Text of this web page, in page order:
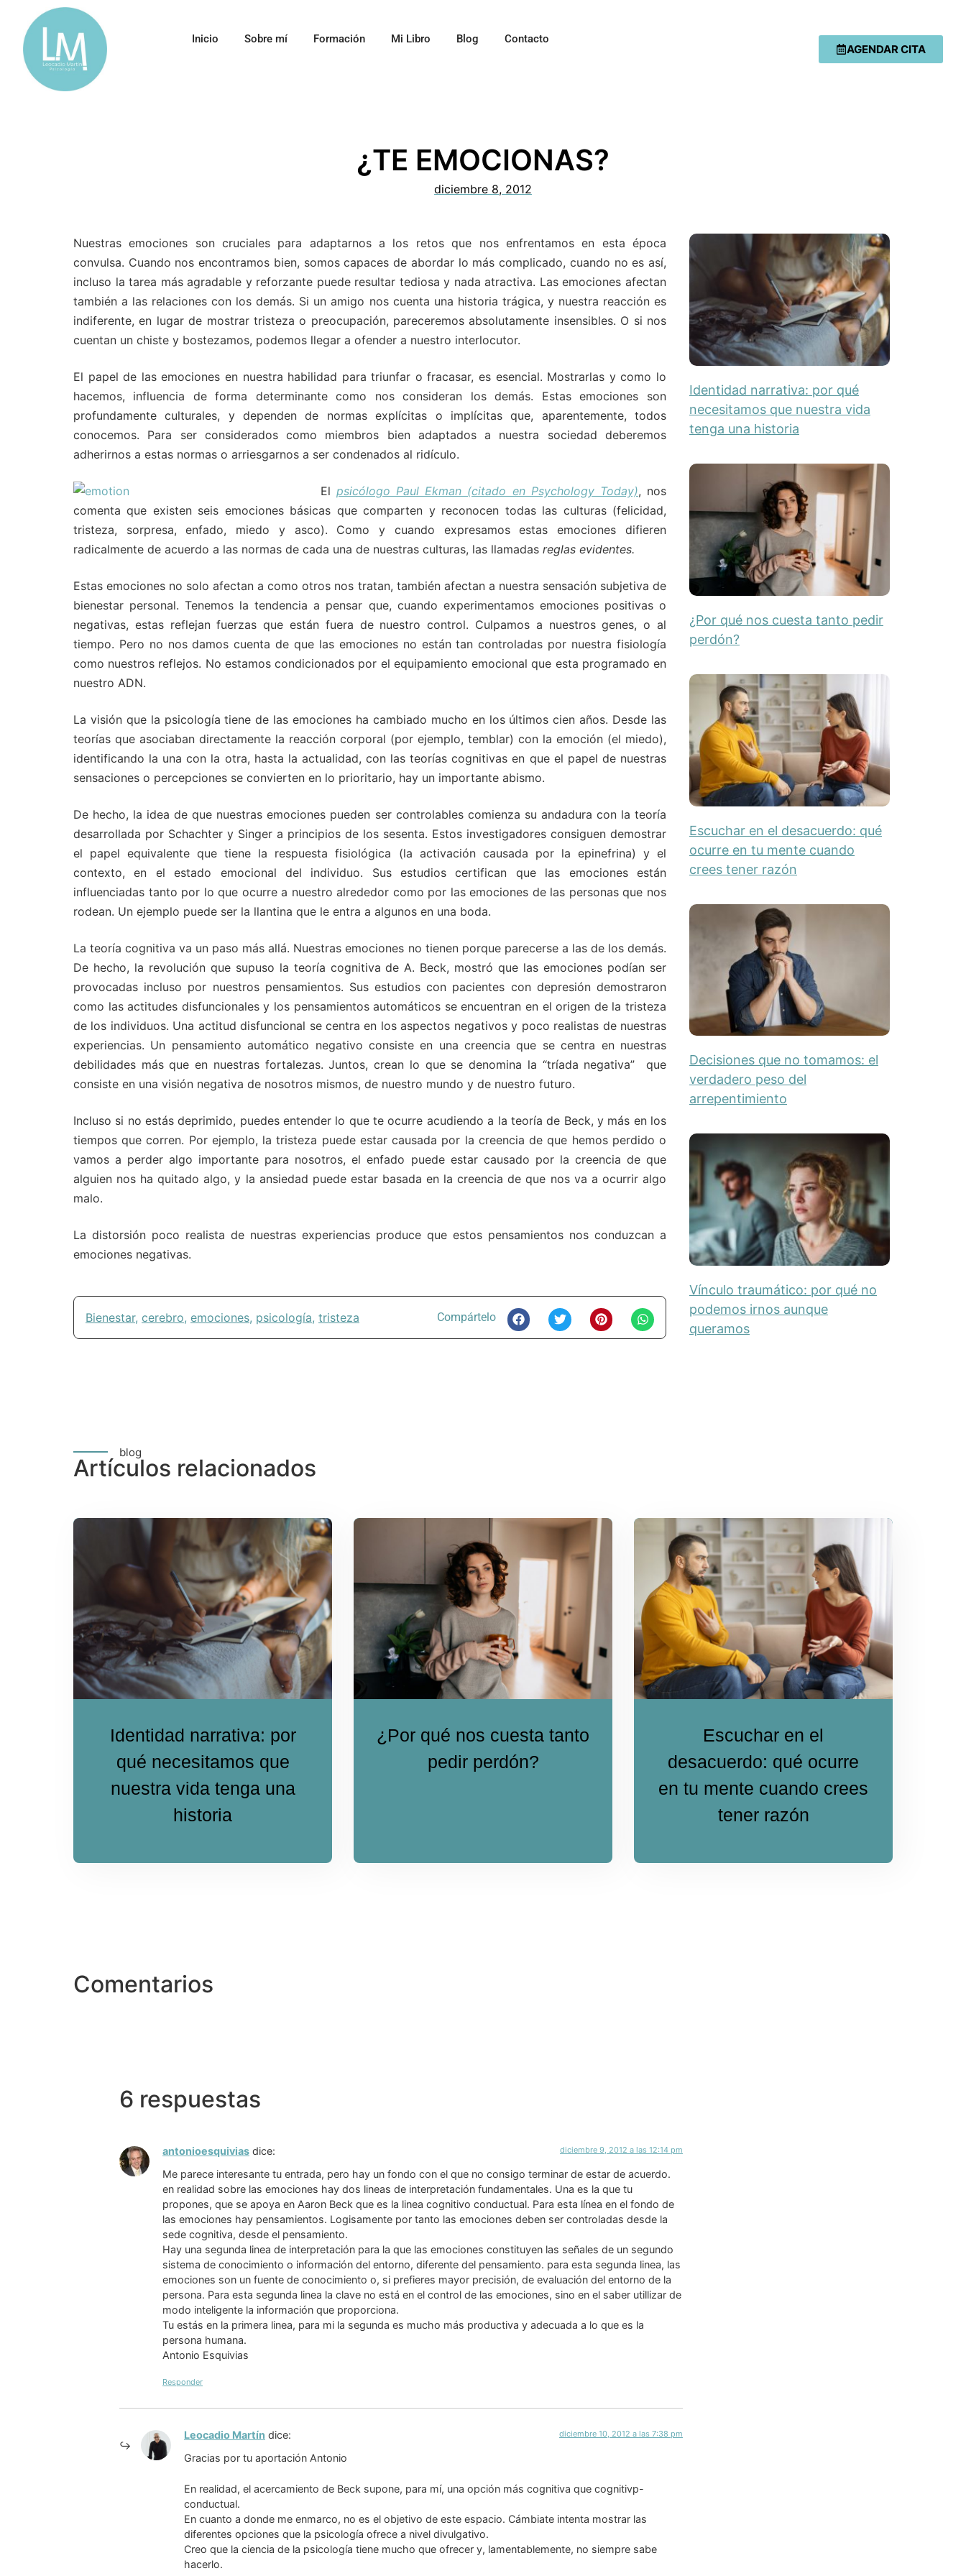
Inicio Sobre mí Formación Mi Libro Blog Contacto
AGENDAR CITA
¿TE EMOCIONAS?
diciembre 8, 2012
Nuestras emociones son cruciales para adaptarnos a los retos que nos enfrentamos en esta época
convulsa. Cuando nos encontramos bien, somos capaces de abordar lo más complicado, cuando no es así,
incluso la tarea más agradable y reforzante puede resultar tediosa y nada atractiva. Las emociones afectan
también a las relaciones con los demás. Si un amigo nos cuenta una historia trágica, y nuestra reacción es
indiferente, en lugar de mostrar tristeza o preocupación, pareceremos absolutamente insensibles. O si nos
cuentan un chiste y bostezamos, podemos llegar a ofender a nuestro interlocutor.
El papel de las emociones en nuestra habilidad para triunfar o fracasar, es esencial. Mostrarlas y como lo
hacemos, influencia de forma determinante como nos consideran los demás. Estas emociones son
profundamente culturales, y dependen de normas explícitas o implícitas que, aparentemente, todos
conocemos. Para ser considerados como miembros bien adaptados a nuestra sociedad deberemos
adherirnos a estas normas o arriesgarnos a ser condenados al ridículo.
Elpsicólogo Paul Ekman (citado en Psychology Today), nos
comenta que existen seis emociones básicas que comparten y reconocen todas las culturas (felicidad,
tristeza, sorpresa, enfado, miedo y asco). Como y cuando expresamos estas emociones difieren
radicalmente de acuerdo a las normas de cada una de nuestras culturas, las llamadas reglas evidentes.
Estas emociones no solo afectan a como otros nos tratan, también afectan a nuestra sensación subjetiva de
bienestar personal. Tenemos la tendencia a pensar que, cuando experimentamos emociones positivas o
negativas, estas reflejan fuerzas que están fuera de nuestro control. Culpamos a nuestros genes, o al
tiempo. Pero no nos damos cuenta de que las emociones no están tan controladas por nuestra fisiología
como nuestros reflejos. No estamos condicionados por el equipamiento emocional que esta programado en
nuestro ADN.
La visión que la psicología tiene de las emociones ha cambiado mucho en los últimos cien años. Desde las
teorías que asociaban directamente la reacción corporal (por ejemplo, temblar) con la emoción (el miedo),
identificando la una con la otra, hasta la actualidad, con las teorías cognitivas en que el papel de nuestras
sensaciones o percepciones se convierten en lo prioritario, hay un importante abismo.
De hecho, la idea de que nuestras emociones pueden ser controlables comienza su andadura con la teoría
desarrollada por Schachter y Singer a principios de los sesenta. Estos investigadores consiguen demostrar
el papel equivalente que tiene la respuesta fisiológica (la activación causada por la epinefrina) y el
contexto, en el estado emocional del individuo. Sus estudios certifican que las emociones están
influenciadas tanto por lo que ocurre a nuestro alrededor como por las emociones de las personas que nos
rodean. Un ejemplo puede ser la llantina que le entra a algunos en una boda.
La teoría cognitiva va un paso más allá. Nuestras emociones no tienen porque parecerse a las de los demás.
De hecho, la revolución que supuso la teoría cognitiva de A. Beck, mostró que las emociones podían ser
provocadas incluso por nuestros pensamientos. Sus estudios con pacientes con depresión demostraron
como las actitudes disfuncionales y los pensamientos automáticos se encuentran en el origen de la tristeza
de los individuos. Una actitud disfuncional se centra en los aspectos negativos y poco realistas de nuestras
experiencias. Un pensamiento automático negativo consiste en una creencia que se centra en nuestras
debilidades más que en nuestras fortalezas. Juntos, crean lo que se denomina la “tríada negativa” que
consiste en una visión negativa de nosotros mismos, de nuestro mundo y de nuestro futuro.
Incluso si no estás deprimido, puedes entender lo que te ocurre acudiendo a la teoría de Beck, y más en los
tiempos que corren. Por ejemplo, la tristeza puede estar causada por la creencia de que hemos perdido o
vamos a perder algo importante para nosotros, el enfado puede estar causado por la creencia de que
alguien nos ha quitado algo, y la ansiedad puede estar basada en la creencia de que nos va a ocurrir algo
malo.
La distorsión poco realista de nuestras experiencias produce que estos pensamientos nos conduzcan a
emociones negativas.
Bienestar, cerebro, emociones, psicología, tristeza Compártelo
Identidad narrativa: por qué
necesitamos que nuestra vida
tenga una historia
¿Por qué nos cuesta tanto pedir
perdón?
Escuchar en el desacuerdo: qué
ocurre en tu mente cuando
crees tener razón
Decisiones que no tomamos: el
verdadero peso del
arrepentimiento
Vínculo traumático: por qué no
podemos irnos aunque
queramos
blog
Artículos relacionados
Identidad narrativa: por
qué necesitamos que
nuestra vida tenga una
historia
¿Por qué nos cuesta tanto
pedir perdón?
Escuchar en el
desacuerdo: qué ocurre
en tu mente cuando crees
tener razón
Comentarios
6 respuestas
antonioesquivias dice: diciembre 9, 2012 a las 12:14 pm
Me parece interesante tu entrada, pero hay un fondo con el que no consigo terminar de estar de acuerdo.
en realidad sobre las emociones hay dos lineas de interpretación fundamentales. Una es la que tu
propones, que se apoya en Aaron Beck que es la linea cognitivo conductual. Para esta línea en el fondo de
las emociones hay pensamientos. Logisamente por tanto las emociones deben ser controladas desde la
sede cognitiva, desde el pensamiento.
Hay una segunda linea de interpretación para la que las emociones constituyen las señales de un segundo
sistema de conocimiento o información del entorno, diferente del pensamiento. para esta segunda linea, las
emociones son un fuente de conocimiento o, si prefieres mayor precisión, de evaluación del entorno de la
persona. Para esta segunda linea la clave no está en el control de las emociones, sino en el saber utillizar de
modo inteligente la información que proporciona.
Tu estás en la primera linea, para mi la segunda es mucho más productiva y adecuada a lo que es la
persona humana.
Antonio Esquivias
Responder
Leocadio Martín dice: diciembre 10, 2012 a las 7:38 pm
Gracias por tu aportación Antonio
En realidad, el acercamiento de Beck supone, para mí, una opción más cognitiva que cognitivp-
conductual.
En cuanto a donde me enmarco, no es el objetivo de este espacio. Cámbiate intenta mostrar las
diferentes opciones que la psicología ofrece a nivel divulgativo.
Creo que la ciencia de la psicología tiene mucho que ofrecer y, lamentablemente, no siempre sabe
hacerlo.